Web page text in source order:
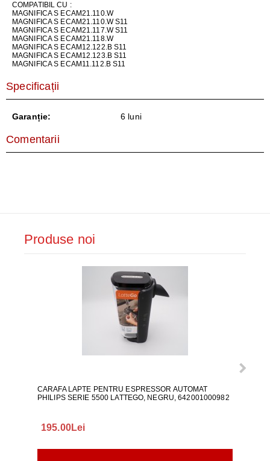
COMPATIBIL CU :
MAGNIFICA S ECAM21.110.W
MAGNIFICA S ECAM21.110.W S11
MAGNIFICA S ECAM21.117.W S11
MAGNIFICA S ECAM21.118.W
MAGNIFICA S ECAM12.122.B S11
MAGNIFICA S ECAM12.123.B S11
MAGNIFICA S ECAM11.112.B S11
Specificații
Garanție: 6 luni
Comentarii
Produse noi
CARAFA LAPTE PENTRU ESPRESSOR AUTOMAT
PHILIPS SERIE 5500 LATTEGO, NEGRU, 642001000982
195.00Lei